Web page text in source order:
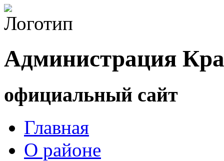
Администрация
официальный сайт
Главная
О районе